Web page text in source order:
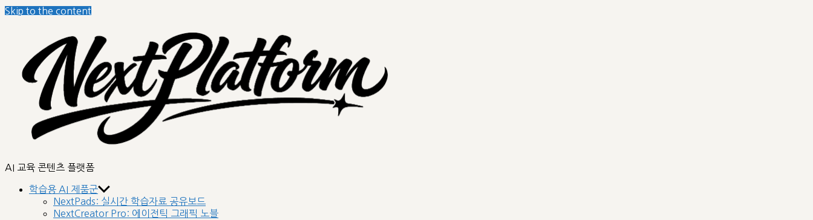
Skip to the content
AI 교육 콘텐츠 플랫폼
학습용 AI 제품군
NextPads: 실시간 학습자료 공유보드
NextCreator Pro: 에이전틱 그래픽 노블